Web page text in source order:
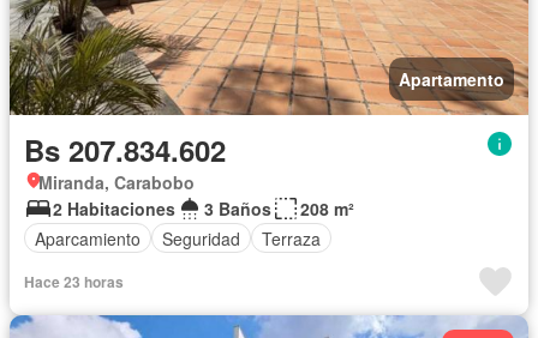
Apartamento
Bs 207.834.602
Miranda, Carabobo
2 Habitaciones
3 Baños
208 m²
Aparcamiento
Seguridad Terraza
Hace 23 horas